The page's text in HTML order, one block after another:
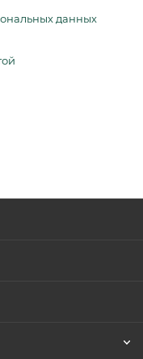
данных